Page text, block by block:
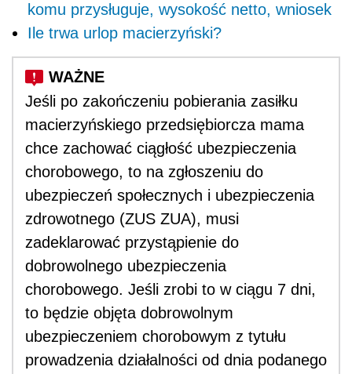
komu przysługuje, wysokość netto, wniosek
Ile trwa urlop macierzyński?
Jeśli po zakończeniu pobierania zasiłku
macierzyńskiego przedsiębiorcza mama
chce zachować ciągłość ubezpieczenia
chorobowego, to na zgłoszeniu do
ubezpieczeń społecznych i ubezpieczenia
zdrowotnego (ZUS ZUA), musi
zadeklarować przystąpienie do
dobrowolnego ubezpieczenia
chorobowego. Jeśli zrobi to w ciągu 7 dni,
to będzie objęta dobrowolnym
ubezpieczeniem chorobowym z tytułu
prowadzenia działalności od dnia podanego